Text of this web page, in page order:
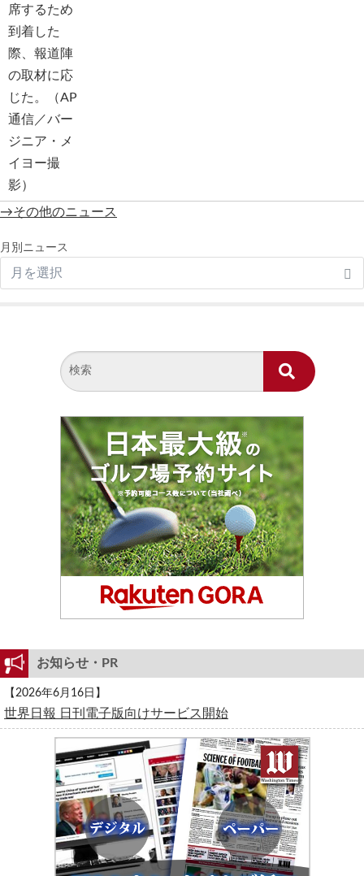
→その他のニュース
月別ニュース
お知らせ・PR
【2026年6月16日】
世界日報 日刊電子版向けサービス開始